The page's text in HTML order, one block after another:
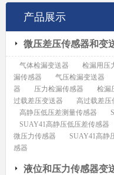
产品展示
微压差压传感器和变
气体检漏变送器 检漏用压
漏传感器
气压检漏变送器
器
压力检漏传感器 检漏
过载差压变送器
高过载差压
高静压低压差测量传感器
SUAY41高静压低压差传感器
微压力传感器
SUAY41高静
感器
液位和压力传感器变